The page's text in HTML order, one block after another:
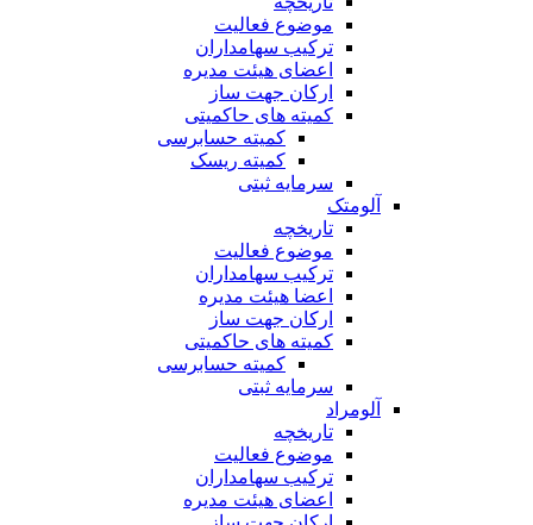
موضوع فعالیت
ترکیب سهامداران
اعضای هیئت مدیره
ارکان جهت ساز
کمیته های حاکمیتی
کمیته حسابرسی
کمیته ریسک
سرمایه ثبتی
آلومتک
تاریخچه
موضوع فعالیت
ترکیب سهامداران
اعضا هیئت مدیره
ارکان جهت ساز
کمیته های حاکمیتی
کمیته حسابرسی
سرمایه ثبتی
آلومراد
تاریخچه
موضوع فعالیت
ترکیب سهامداران
اعضای هیئت مدیره